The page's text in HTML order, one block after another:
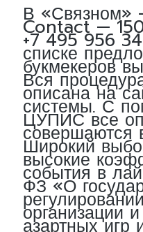
В «Связном»
Contact —
+7 495 956
списке
букмекеров
Вся
описана на
системы. С
ЦУПИС все
совершаются
Широкий
высокие
события в
ФЗ «О
организации
азартных игр